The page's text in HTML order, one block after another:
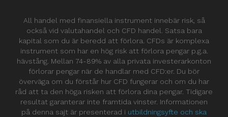
All handel med finansiella instrument innebär risk, så
också vid valutahandel och CFD handel. Satsa bara
kapital som du är beredd att förlora. CFDs är komplexa
instrument som har en hög risk att förlora pengar p.g.a.
hävstång. Mellan 74-89% av alla privata investerarkonton
förlorar pengar när de handlar med CFD:er. Du bör
överväga om du förstår hur CFD fungerar och om du har
råd att ta den höga risken att förlora dina pengar. Tidigare
resultat garanterar inte framtida vinster. Informationen
på denna sajt är presenterad i utbildningsyfte och ska